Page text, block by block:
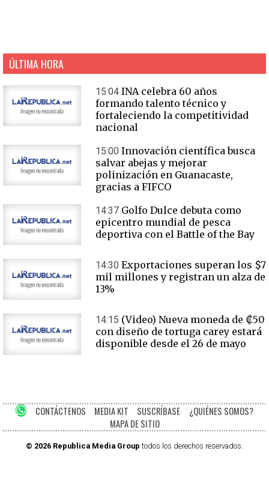
ÚLTIMA HORA
15:04 INA celebra 60 años
formando talento técnico y
fortaleciendo la competitividad
nacional
15:00 Innovación científica busca
salvar abejas y mejorar
polinización en Guanacaste,
gracias a FIFCO
14:37 Golfo Dulce debuta como
epicentro mundial de pesca
deportiva con el Battle of the Bay
14:30 Exportaciones superan los $7
mil millones y registran un alza de
13%
14:15 (Video) Nueva moneda de ₡50
con diseño de tortuga carey estará
disponible desde el 26 de mayo
CONTÁCTENOS MEDIA KIT SUSCRÍBASE
¿QUIÉNES SOMOS?
MAPA DE SITIO
© 2026 Republica Media Group todos los derechos reservados.